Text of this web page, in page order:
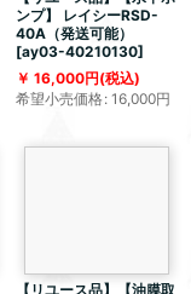
ンプ】 レイシーRSD-
40A（発送可能）
[ay03-40210130]
16,000円(税込)
希望小売価格: 16,000円
【リユース品】【油膜取